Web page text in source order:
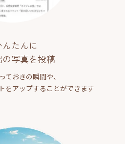
んたんに
写真を投稿
ておきの瞬間や、
をアップすることができます